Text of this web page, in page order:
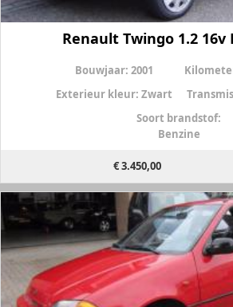
Renault Twingo 1.2 16v
Bouwjaar: 2001
Exterieur kleur: Zwart
Soort brandstof:
Benzine
€ 3.450,00